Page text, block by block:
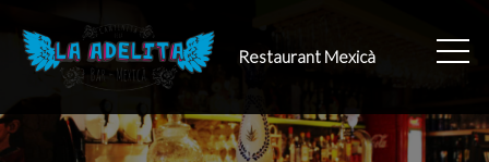
content
Restaurant Mexicà